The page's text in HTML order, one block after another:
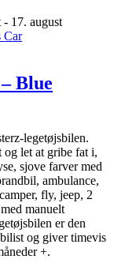
17. august
Blue
legetøjsbilen.
let at gribe fat i,
sjove farver med
ambulance,
fly, jeep, 2
manuelt
er den
og giver timevis
+.